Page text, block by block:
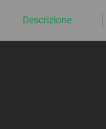
Descrizione